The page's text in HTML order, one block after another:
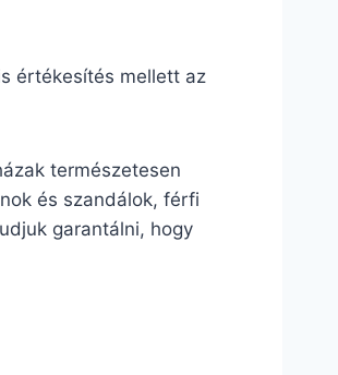
értékesítés mellett az
természetesen
és szandálok, férfi
garantálni, hogy